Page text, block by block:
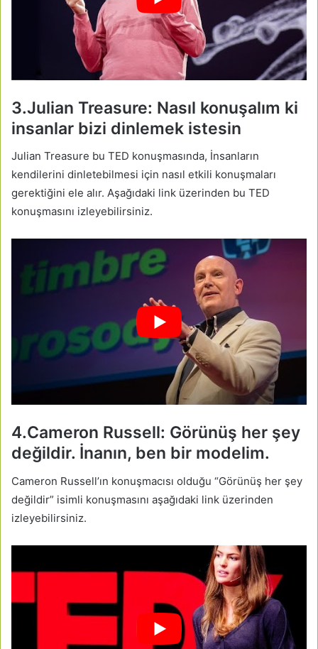
3.Julian Treasure: Nasıl konuşalım ki
insanlar bizi dinlemek istesin
Julian Treasure bu TED konuşmasında, İnsanların
kendilerini dinletebilmesi için nasıl etkili konuşmaları
gerektiğini ele alır. Aşağıdaki link üzerinden bu TED
konuşmasını izleyebilirsiniz.
4.Cameron Russell: Görünüş her şey
değildir. İnanın, ben bir modelim.
Cameron Russell’ın konuşmacısı olduğu “Görünüş her şey
değildir” isimli konuşmasını aşağıdaki link üzerinden
izleyebilirsiniz.